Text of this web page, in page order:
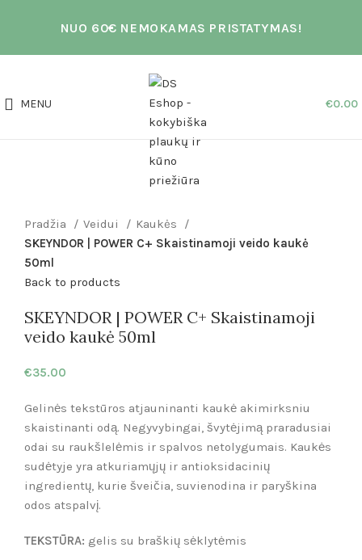
NUO 60€ NEMOKAMAS PRISTATYMAS!
MENU €0.00
Pradžia
Veidui
Kaukės
SKEYNDOR | POWER C+ Skaistinamoji veido kaukė
50ml
Back to products
SKEYNDOR | POWER C+ Skaistinamoji
veido kaukė 50ml
€35.00
Gelinės tekstūros atjauninanti kaukė akimirksniu
skaistinanti odą. Negyvybingai, švytėjimą praradusiai
odai su raukšlelėmis ir spalvos netolygumais. Kaukės
sudėtyje yra atkuriamųjų ir antioksidacinių
ingredientų, kurie šveičia, suvienodina ir paryškina
odos atspalvį.
TEKSTŪRA: gelis su braškių sėklytėmis